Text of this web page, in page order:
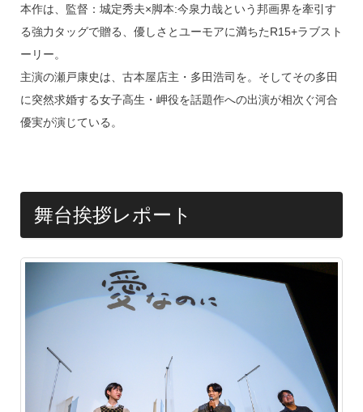
s
o
o
本作は、監督：城定秀夫×脚本:今泉力哉という邦画界を牽引す
る強力タッグで贈る、優しさとユーモアに満ちたR15+ラブスト
ーリー。
主演の瀬戸康史は、古本屋店主・多田浩司を。そしてその多田
に突然求婚する女子高生・岬役を話題作への出演が相次ぐ河合
優実が演じている。
舞台挨拶レポート